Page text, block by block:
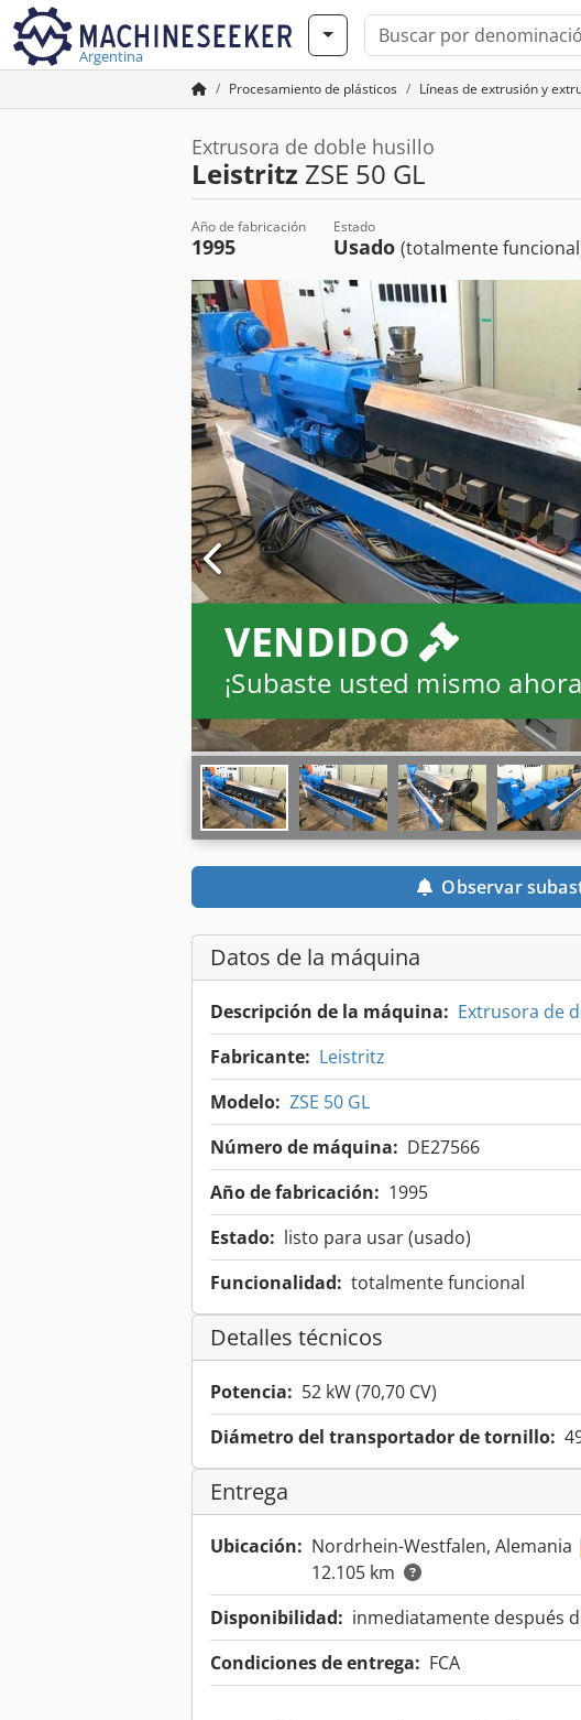
Argentina
Procesamiento de plásticos Líneas de extrusión y
Extrusora de doble husillo
Leistritz ZSE 50 GL
Año de fabricación
1995
Estado
Usado (totalmente
VENDIDO
¡Subaste usted mismo
Observar
Datos de la máquina
Descripción de la máquina: Extrusora de
Fabricante: Leistritz
Modelo: ZSE 50 GL
Número de máquina: DE27566
Año de fabricación: 1995
Estado: listo para usar (usado)
Funcionalidad: totalmente funcional
Detalles técnicos
Potencia: 52 kW (70,70 CV)
Diámetro del transportador de tornillo:
Entrega
Ubicación: Nordrhein-Westfalen, Alemania
12.105 km
Disponibilidad: inmediatamente después
Condiciones de entrega: FCA